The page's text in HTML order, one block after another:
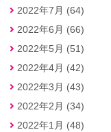
2022年7月 (64)
2022年6月 (66)
2022年5月 (51)
2022年4月 (42)
2022年3月 (43)
2022年2月 (34)
2022年1月 (48)